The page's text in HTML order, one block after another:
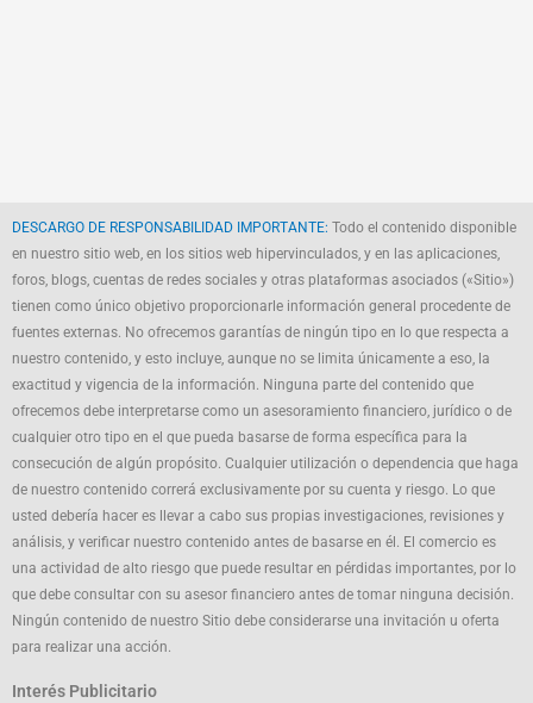
DESCARGO DE RESPONSABILIDAD IMPORTANTE: Todo el contenido disponible
en nuestro sitio web, en los sitios web hipervinculados, y en las aplicaciones,
foros, blogs, cuentas de redes sociales y otras plataformas asociados («Sitio»)
tienen como único objetivo proporcionarle información general procedente de
fuentes externas. No ofrecemos garantías de ningún tipo en lo que respecta a
nuestro contenido, y esto incluye, aunque no se limita únicamente a eso, la
exactitud y vigencia de la información. Ninguna parte del contenido que
ofrecemos debe interpretarse como un asesoramiento financiero, jurídico o de
cualquier otro tipo en el que pueda basarse de forma específica para la
consecución de algún propósito. Cualquier utilización o dependencia que haga
de nuestro contenido correrá exclusivamente por su cuenta y riesgo. Lo que
usted debería hacer es llevar a cabo sus propias investigaciones, revisiones y
análisis, y verificar nuestro contenido antes de basarse en él. El comercio es
una actividad de alto riesgo que puede resultar en pérdidas importantes, por lo
que debe consultar con su asesor financiero antes de tomar ninguna decisión.
Ningún contenido de nuestro Sitio debe considerarse una invitación u oferta
para realizar una acción.
Interés Publicitario